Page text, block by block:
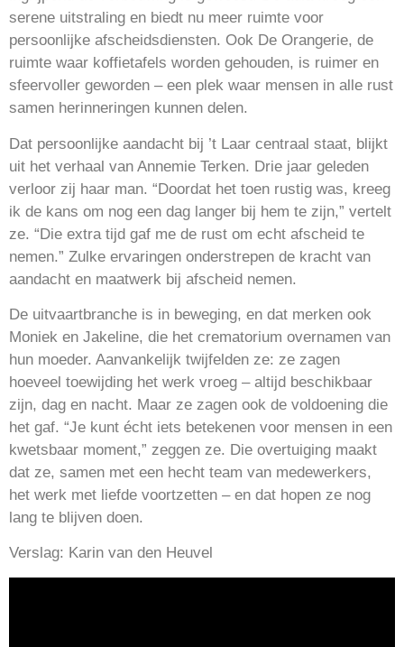
serene uitstraling en biedt nu meer ruimte voor
persoonlijke afscheidsdiensten. Ook De Orangerie, de
ruimte waar koffietafels worden gehouden, is ruimer en
sfeervoller geworden – een plek waar mensen in alle rust
samen herinneringen kunnen delen.
Dat persoonlijke aandacht bij ’t Laar centraal staat, blijkt
uit het verhaal van Annemie Terken. Drie jaar geleden
verloor zij haar man. “Doordat het toen rustig was, kreeg
ik de kans om nog een dag langer bij hem te zijn,” vertelt
ze. “Die extra tijd gaf me de rust om echt afscheid te
nemen.” Zulke ervaringen onderstrepen de kracht van
aandacht en maatwerk bij afscheid nemen.
De uitvaartbranche is in beweging, en dat merken ook
Moniek en Jakeline, die het crematorium overnamen van
hun moeder. Aanvankelijk twijfelden ze: ze zagen
hoeveel toewijding het werk vroeg – altijd beschikbaar
zijn, dag en nacht. Maar ze zagen ook de voldoening die
het gaf. “Je kunt écht iets betekenen voor mensen in een
kwetsbaar moment,” zeggen ze. Die overtuiging maakt
dat ze, samen met een hecht team van medewerkers,
het werk met liefde voortzetten – en dat hopen ze nog
lang te blijven doen.
Verslag: Karin van den Heuvel